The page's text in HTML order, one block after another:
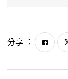
分享 ：